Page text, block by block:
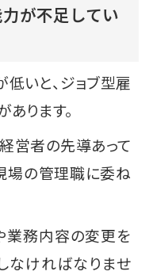
が不足してい
いと、ジョブ型雇
ります。
営者の先導あって
場の管理職に委ね
務内容の変更を
なければなりませ